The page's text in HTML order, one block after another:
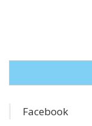
Facebook